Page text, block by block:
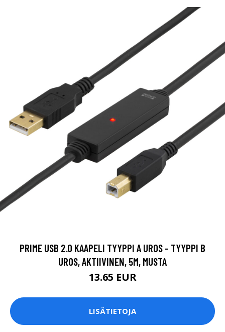
PRIME USB 2.0 KAAPELI TYYPPI A UROS - TYYPPI B
UROS, AKTIIVINEN, 5M, MUSTA
13.65 EUR
LISÄTIETOJA